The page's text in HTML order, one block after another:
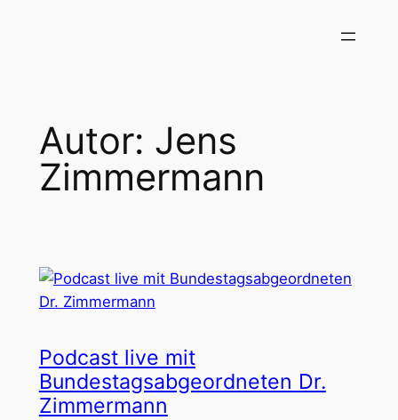
Autor: Jens
Zimmermann
Podcast live mit
Bundestagsabgeordneten Dr.
Zimmermann